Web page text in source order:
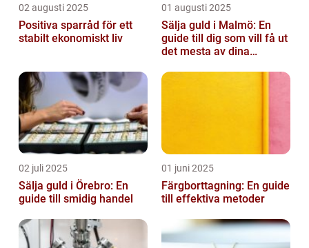
02 augusti 2025
Positiva sparråd för ett
stabilt ekonomiskt liv
01 augusti 2025
Sälja guld i Malmö: En
guide till dig som vill få ut
det mesta av dina
02 juli 2025
Sälja guld i Örebro: En
guide till smidig handel
01 juni 2025
Färgborttagning: En guide
till effektiva metoder